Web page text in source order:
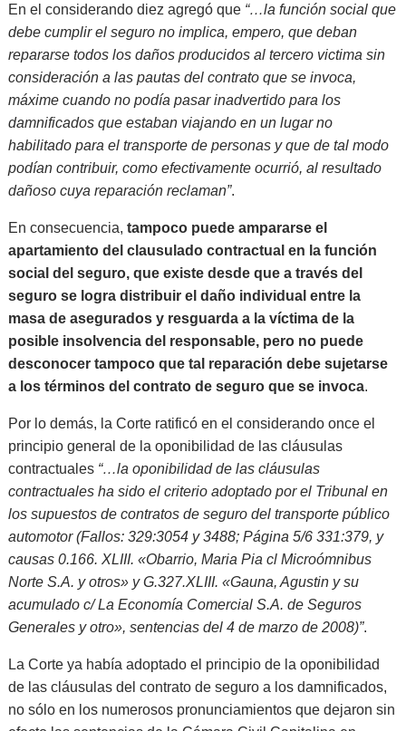
En el considerando diez agregó que “…la función social que
debe cumplir el seguro no implica, empero, que deban
repararse todos los daños producidos al tercero victima sin
consideración a las pautas del contrato que se invoca,
máxime cuando no podía pasar inadvertido para los
damnificados que estaban viajando en un lugar no
habilitado para el transporte de personas y que de tal modo
podían contribuir, como efectivamente ocurrió, al resultado
dañoso cuya reparación reclaman”.
En consecuencia,tampoco puede ampararse el
apartamiento del clausulado contractual en la función
social del seguro, que existe desde que a través del
seguro se logra distribuir el daño individual entre la
masa de asegurados y resguarda a la víctima de la
posible insolvencia del responsable, pero no puede
desconocer tampoco que tal reparación debe sujetarse
a los términos del contrato de seguro que se invoca.
Por lo demás, la Corte ratificó en el considerando once el
principio general de la oponibilidad de las cláusulas
contractuales “…la oponibilidad de las cláusulas
contractuales ha sido el criterio adoptado por el Tribunal en
los supuestos de contratos de seguro del transporte público
automotor (Fallos: 329:3054 y 3488; Página 5/6 331:379, y
causas 0.166. XLIII. «Obarrio, Maria Pia cl Microómnibus
Norte S.A. y otros» y G.327.XLIII. «Gauna, Agustin y su
acumulado c/ La Economía Comercial S.A. de Seguros
Generales y otro», sentencias del 4 de marzo de 2008)”.
La Corte ya había adoptado el principio de la oponibilidad
de las cláusulas del contrato de seguro a los damnificados,
no sólo en los numerosos pronunciamientos que dejaron sin